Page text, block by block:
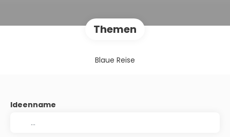
Themen
Blaue Reise
Ideenname